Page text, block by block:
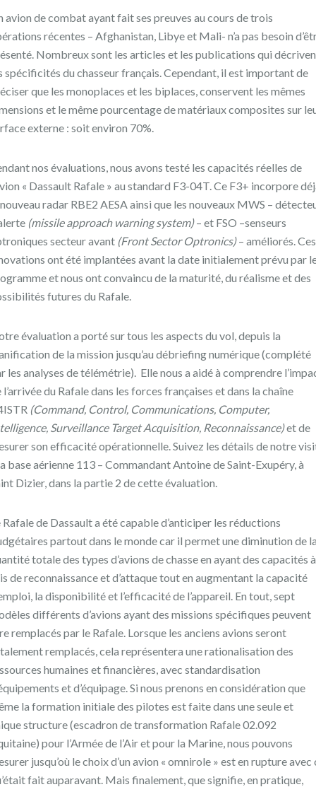
avion de combat ayant fait ses preuves au cours de trois
récentes – Afghanistan, Libye et Mali- n’a pas besoin
Nombreux sont les articles et les publications qui
spécificités du chasseur français. Cependant, il est important de
que les monoplaces et les biplaces, conservent les mêmes
et le même pourcentage de matériaux composites sur
externe : soit environ 70%.
nos évaluations, nous avons testé les capacités réelles de
« Dassault Rafale » au standard F3-04T. Ce F3+ incorpore
radar RBE2 AESA ainsi que les nouveaux MWS –
(missile approach warning system)– et FSO –senseurs
secteur avant (Front Sector Optronics)– améliorés. Ces
ont été implantées avant la date initialement prévu par
et nous ont convaincu de la maturité, du réalisme et des
futures du Rafale.
évaluation a porté sur tous les aspects du vol, depuis la
de la mission jusqu’au débriefing numérique (complété
les analyses de télémétrie). Elle nous a aidé à comprendre
l’arrivée du Rafale dans les forces françaises et dans la chaîne
(Command, Control, Communications, Computer,
Surveillance Target Acquisition, Reconnaissance)et de
son efficacité opérationnelle. Suivez les détails de notre
base aérienne 113 – Commandant Antoine de Saint-Exupéry, à
Dizier, dans la partie 2 de cette évaluation.
Rafale de Dassault a été capable d’anticiper les réductions
partout dans le monde car il permet une diminution de
totale des types d’avions de chasse en ayant des capacités
de reconnaissance et d’attaque tout en augmentant la capacité
la disponibilité et l’efficacité de l’appareil. En tout, sept
différents d’avions ayant des missions spécifiques peuvent
remplacés par le Rafale. Lorsque les anciens avions seront
remplacés, cela représentera une rationalisation des
humaines et financières, avec standardisation
et d’équipage. Si nous prenons en considération que
la formation initiale des pilotes est faite dans une seule et
structure (escadron de transformation Rafale 02.092
pour l’Armée de l’Air et pour la Marine, nous pouvons
jusqu’où le choix d’un avion « omnirole » est en rupture avec
fait auparavant. Mais finalement, que signifie, en pratique,